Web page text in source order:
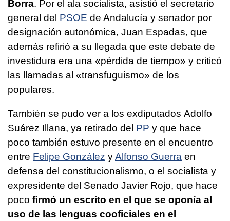
Borra. Por el ala socialista, asistió el secretario
general del PSOE de Andalucía y senador por
designación autonómica, Juan Espadas, que
además refirió a su llegada que este debate de
investidura era una «pérdida de tiempo» y criticó
las llamadas al «transfuguismo» de los
populares.
También se pudo ver a los exdiputados Adolfo
Suárez Illana, ya retirado del PP y que hace
poco también estuvo presente en el encuentro
entre Felipe González yAlfonso Guerra en
defensa del constitucionalismo, o el socialista y
expresidente del Senado Javier Rojo, que hace
poco firmó un escrito en el que se oponía al
uso de las lenguas cooficiales en el